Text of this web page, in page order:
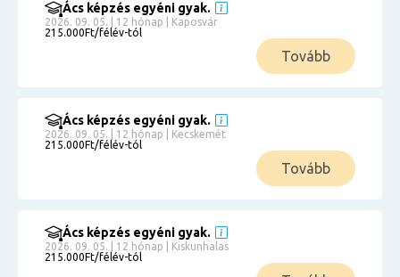
Ács képzés egyéni gyak.
2026. 09. 05. | 12 hónap | Kaposvár
215.000Ft/félév-tól
Tovább
Ács képzés egyéni gyak.
2026. 09. 05. | 12 hónap | Kecskemét
215.000Ft/félév-tól
Tovább
Ács képzés egyéni gyak.
2026. 09. 05. | 12 hónap | Kiskunhalas
215.000Ft/félév-tól